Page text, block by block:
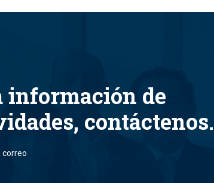
información de
contáctenos.
correo